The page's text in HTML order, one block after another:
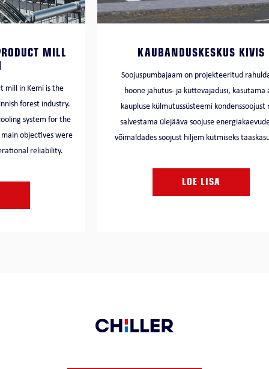
MILL
mill in Kemi is the
forest industry.
system for the
objectives were
reliability.
KAUBANDUSKESKUS KIVIS
Soojuspumbajaam on projekteeritud
hoone jahutus- ja küttevajadusi, kasutama
kaupluse külmutussüsteemi kondenssoojust
salvestama ülejääva soojuse
võimaldades soojust hiljem kütmiseks
LOE LISA